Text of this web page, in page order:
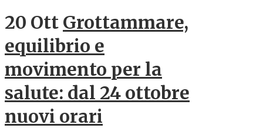
20 Ott Grottammare,
equilibrio e
movimento per la
salute: dal 24 ottobre
nuovi orari